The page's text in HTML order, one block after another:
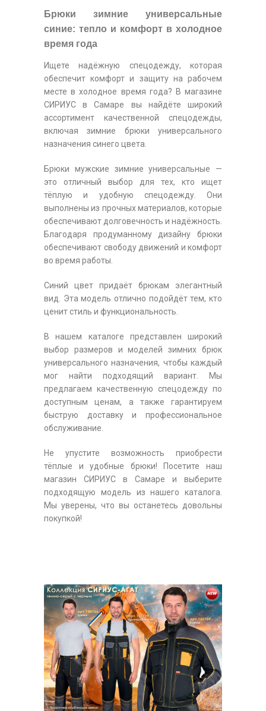
Брюки зимние универсальные
синие: тепло и комфорт в холодное
время года
Ищете надёжную спецодежду, которая
обеспечит комфорт и защиту на рабочем
месте в холодное время года? В магазине
СИРИУС в Самаре вы найдёте широкий
ассортимент качественной спецодежды,
включая зимние брюки универсального
назначения синего цвета.
Брюки мужские зимние универсальные —
это отличный выбор для тех, кто ищет
тёплую и удобную спецодежду. Они
выполнены из прочных материалов, которые
обеспечивают долговечность и надёжность.
Благодаря продуманному дизайну брюки
обеспечивают свободу движений и комфорт
во время работы.
Синий цвет придаёт брюкам элегантный
вид. Эта модель отлично подойдёт тем, кто
ценит стиль и функциональность.
В нашем каталоге представлен широкий
выбор размеров и моделей зимних брюк
универсального назначения, чтобы каждый
мог найти подходящий вариант. Мы
предлагаем качественную спецодежду по
доступным ценам, а также гарантируем
быструю доставку и профессиональное
обслуживание.
Не упустите возможность приобрести
тёплые и удобные брюки! Посетите наш
магазин СИРИУС в Самаре и выберите
подходящую модель из нашего каталога.
Мы уверены, что вы останетесь довольны
покупкой!